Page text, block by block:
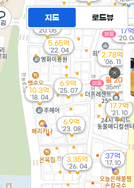
월 20만
35m²
매물
17억
'20.
매물
3.35억
'26. 04
6.9억
'25. 07
6.9억
'23. 08
5.65억
'22. 04
17.7억
'21. 10
'20. 05
10.3억
'18. 04
37억
'17. 10
2.78억
'06. 11
지도 로드뷰